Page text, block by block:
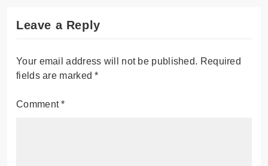
Leave a Reply
Your email address will not be published. Required
fields are marked*
Comment*